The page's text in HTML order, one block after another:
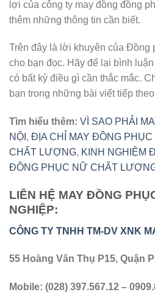
lợi của công ty may đồng đồng
thêm những thông tin cần biết.
Trên đây là lời khuyên của Đồng
cho bạn đọc. Hãy để lại bình
có bất kỳ điều gì cần thắc mắc.
bạn trong những bài viết tiếp
Tìm hiểu thêm: VÌ SAO PHẢI
NỘI , ĐỊA CHỈ MAY ĐỒNG PHỤC
CHẤT LƯỢNG, KINH NGHIỆM
ĐỒNG PHỤC NỮ CHẤT
LIÊN HỆ MAY ĐỒNG
NGHIỆP:
CÔNG TY TNHH TM-DV XNK
55 Hoàng Văn Thụ P15, Quận
Mobile: (028) 397.567.12 –